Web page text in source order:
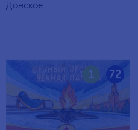
Донское
72
1